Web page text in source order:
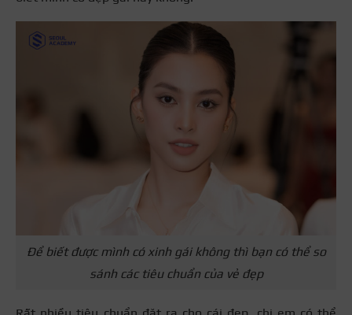
Để biết được mình có xinh gái không thì bạn có thể so
sánh các tiêu chuẩn của vẻ đẹp